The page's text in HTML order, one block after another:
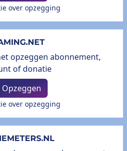
over opzegging
Opzeggen
over opzegging